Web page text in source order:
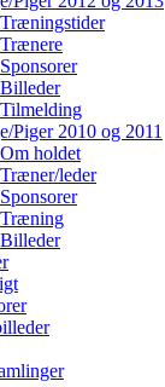
Træningstider
Trænere
Sponsorer
Billeder
Tilmelding
Piger 2010 og 2011
Om holdet
Træner/leder
Sponsorer
Træning
Billeder